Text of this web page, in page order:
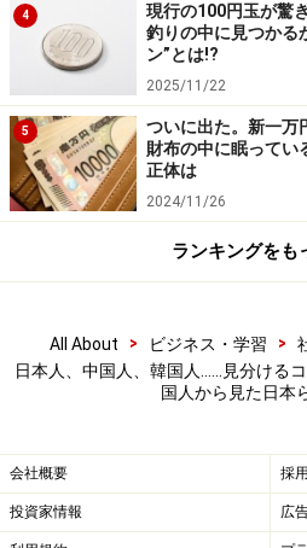
確率で日本人。
中国人はよく声が大きくてう
アメリカ人や韓国人も声の大
界的に見ると、日本人の声量
す。
日本とアメリカをよく知る
さんや駅員さんなどは必要な
服屋やラーメン店とか居酒屋
議」だって。鋭い指摘だなぁ（
驚いたのは、抵抗なく地面にカ
いこと。これ、中国人は絶対や
つながっている地面にカバンを
4
現行の100円玉が驚
釣りの中に見つかる
ン”とは!?
2025/11/22
5
ついに出た。新一万
財布の中に眠ってい
正体は
2024/11/26
ランキングをも
All About > ビジネス・学習 >
日本人、中国人、韓国人……見分ける
国人から見た日本
会社概要 採
投資家情報 広